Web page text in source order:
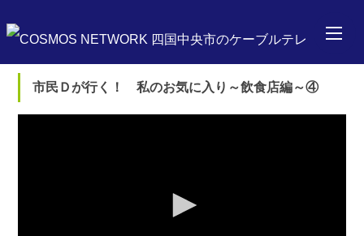
市民Ｄが行く！ 私のお気に入り～飲食店編～④